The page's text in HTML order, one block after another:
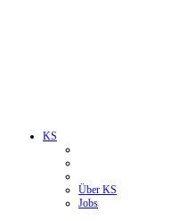
KS
Über KS
Jobs